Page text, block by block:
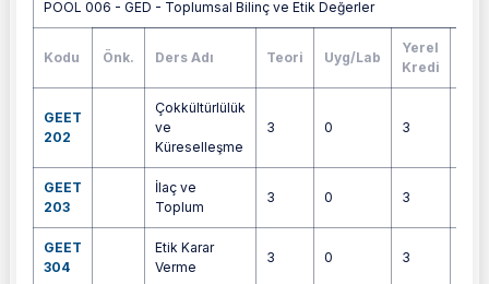
Havuza bağlı dersler tablosu
POOL 006 - GED - Toplumsal Bilinç ve Etik Değerler
Kodu Önk. Ders Adı Teori Uyg/Lab
Yerel
Kredi
GEET
202
Çokkültürlülük
ve
Küreselleşme
3 0 3
GEET
203
İlaç ve
Toplum
3 0 3
GEET
304
Etik Karar
Verme
3 0 3